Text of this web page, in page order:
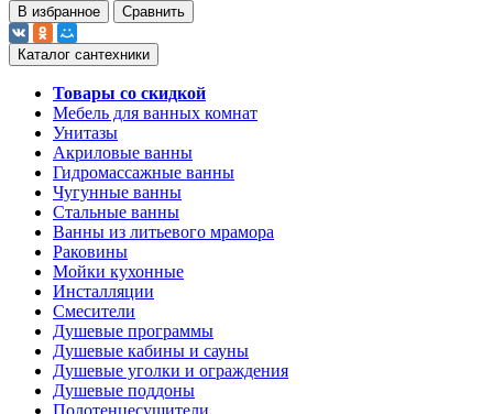
В избранное Сравнить
Каталог сантехники
Товары со скидкой
Мебель для ванных комнат
Унитазы
Акриловые ванны
Гидромассажные ванны
Чугунные ванны
Стальные ванны
Ванны из литьевого мрамора
Раковины
Мойки кухонные
Инсталляции
Смесители
Душевые программы
Душевые кабины и сауны
Душевые уголки и ограждения
Душевые поддоны
Полотенцесушители